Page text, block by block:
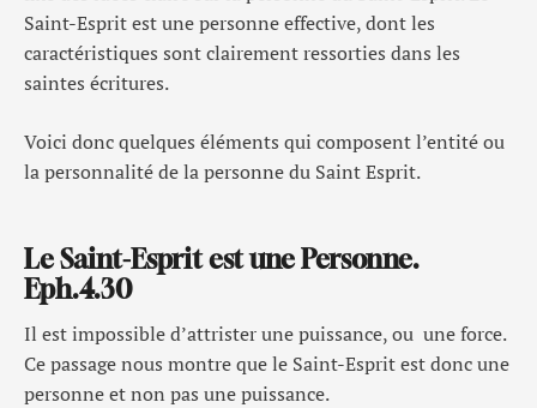
Saint-Esprit est une personne effective, dont les
caractéristiques sont clairement ressorties dans les
saintes écritures.
Voici donc quelques éléments qui composent l’entité ou
la personnalité de la personne du Saint Esprit.
Le Saint-Esprit est une Personne.
Eph.4.30
Il est impossible d’attrister une puissance, ou une force.
Ce passage nous montre que le Saint-Esprit est donc une
personne et non pas une puissance.